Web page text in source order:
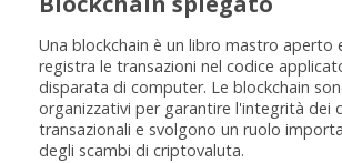
Una blockchain è un libro mastro aperto
registra le transazioni nel codice
disparata di computer. Le blockchain
organizzativi per garantire l'integrità dei
transazionali e svolgono un ruolo
degli scambi di criptovaluta.